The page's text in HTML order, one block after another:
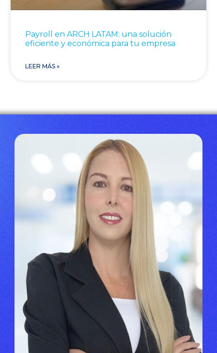
Payroll en ARCH LATAM: una solución
eficiente y económica para tu empresa
LEER MÁS »